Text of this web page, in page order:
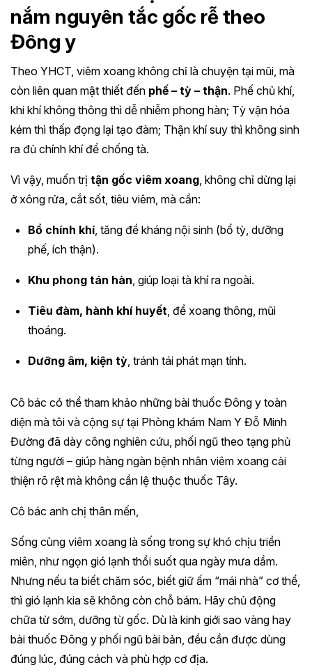
nắm nguyên tắc gốc rễ theo
Đông y
Theo YHCT, viêm xoang không chỉ là chuyện tại mũi, mà
còn liên quan mật thiết đến phế – tỳ – thận. Phế chủ khí,
khi khí không thông thì dễ nhiễm phong hàn; Tỳ vận hóa
kém thì thấp đọng lại tạo đàm; Thận khí suy thì không sinh
ra đủ chính khí để chống tà.
Vì vậy, muốn trị tận gốc viêm xoang , không chỉ dừng lại
ở xông rửa, cắt sốt, tiêu viêm, mà cần:
Bổ chính khí, tăng đề kháng nội sinh (bổ tỳ, dưỡng
phế, ích thận).
Khu phong tán hàn , giúp loại tà khí ra ngoài.
Tiêu đàm, hành khí huyết , để xoang thông, mũi
thoáng.
Dưỡng âm, kiện tỳ , tránh tái phát mạn tính.
Cô bác có thể tham khảo những bài thuốc Đông y toàn
diện mà tôi và cộng sự tại Phòng khám Nam Y Đỗ Minh
Đường đã dày công nghiên cứu, phối ngũ theo tạng phủ
từng người – giúp hàng ngàn bệnh nhân viêm xoang cải
thiện rõ rệt mà không cần lệ thuộc thuốc Tây.
Cô bác anh chị thân mến,
Sống cùng viêm xoang là sống trong sự khó chịu triền
miên, như ngọn gió lạnh thổi suốt qua ngày mưa dầm.
Nhưng nếu ta biết chăm sóc, biết giữ ấm “mái nhà” cơ thể,
thì gió lạnh kia sẽ không còn chỗ bám. Hãy chủ động
chữa từ sớm, dưỡng từ gốc. Dù là kinh giới sao vàng hay
bài thuốc Đông y phối ngũ bài bản, đều cần được dùng
đúng lúc, đúng cách và phù hợp cơ địa.